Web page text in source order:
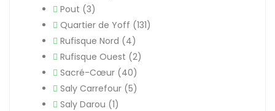
Pout (3)
Quartier de Yoff (131)
Rufisque Nord (4)
Rufisque Ouest (2)
Sacré-Cœur (40)
Saly Carrefour (5)
Saly Darou (1)